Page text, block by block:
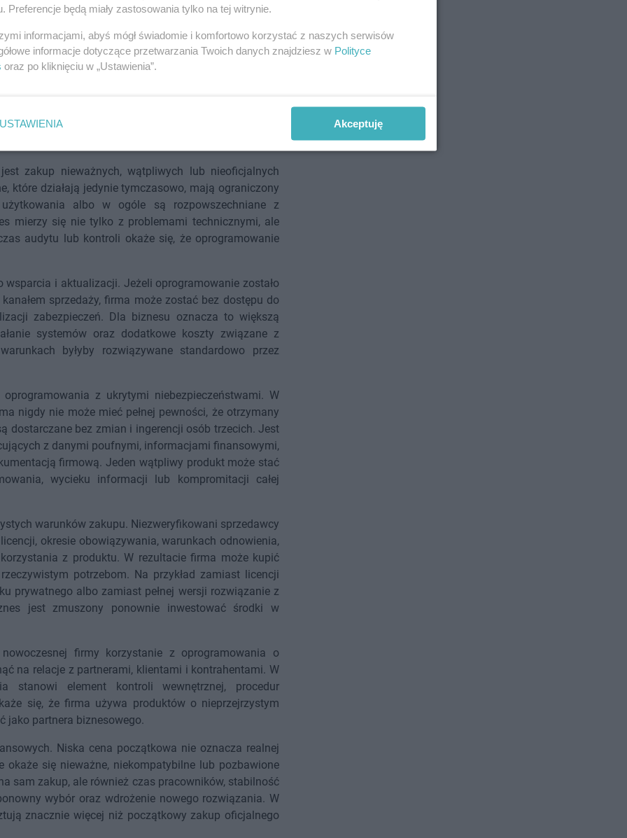
oprogramowania od
sprzedawcy może wydawać się
dostawy lub produkt formalnie podobny do
Jednak dla biznesu taka oszczędność bardzo często
na polskim rynku, gdzie dla firm istotne są
nowoczesnymi wymaganiami bezpieczeństwa.
zakup nieważnych, wątpliwych lub nieoficjalnych
które działają jedynie tymczasowo, mają ograniczony
albo w ogóle są rozpowszechniane z
mierzy się nie tylko z problemami technicznymi, ale
audytu lub kontroli okaże się, że oprogramowanie
i aktualizacji. Jeżeli oprogramowanie zostało
sprzedaży, firma może zostać bez dostępu do
zabezpieczeń. Dla biznesu oznacza to większą
systemów oraz dodatkowe koszty związane z
byłyby rozwiązywane standardowo przez
z ukrytymi niebezpieczeństwami. W
nigdy nie może mieć pełnej pewności, że otrzymany
dostarczane bez zmian i ingerencji osób trzecich. Jest
z danymi poufnymi, informacjami finansowymi,
firmową. Jeden wątpliwy produkt może stać
wycieku informacji lub kompromitacji całej
warunków zakupu. Niezweryfikowani sprzedawcy
okresie obowiązywania, warunkach odnowienia,
z produktu. W rezultacie firma może kupić
potrzebom. Na przykład zamiast licencji
prywatnego albo zamiast pełnej wersji rozwiązanie z
jest zmuszony ponownie inwestować środki w
firmy korzystanie z oprogramowania o
na relacje z partnerami, klientami i kontrahentami. W
stanowi element kontroli wewnętrznej, procedur
się, że firma używa produktów o nieprzejrzystym
jako partnera biznesowego.
Niska cena początkowa nie oznacza realnej
okaże się nieważne, niekompatybilne lub pozbawione
sam zakup, ale również czas pracowników, stabilność
wybór oraz wdrożenie nowego rozwiązania. W
znacznie więcej niż początkowy zakup oficjalnego
Preferencje będą miały zastosowania tylko na tej witrynie.
informacjami, abyś mógł świadomie i komfortowo korzystać z naszych serwisów
informacje dotyczące przetwarzania Twoich danych znajdziesz w Polityce
oraz po kliknięciu w „Ustawienia”.
USTAWIENIA Akceptuję